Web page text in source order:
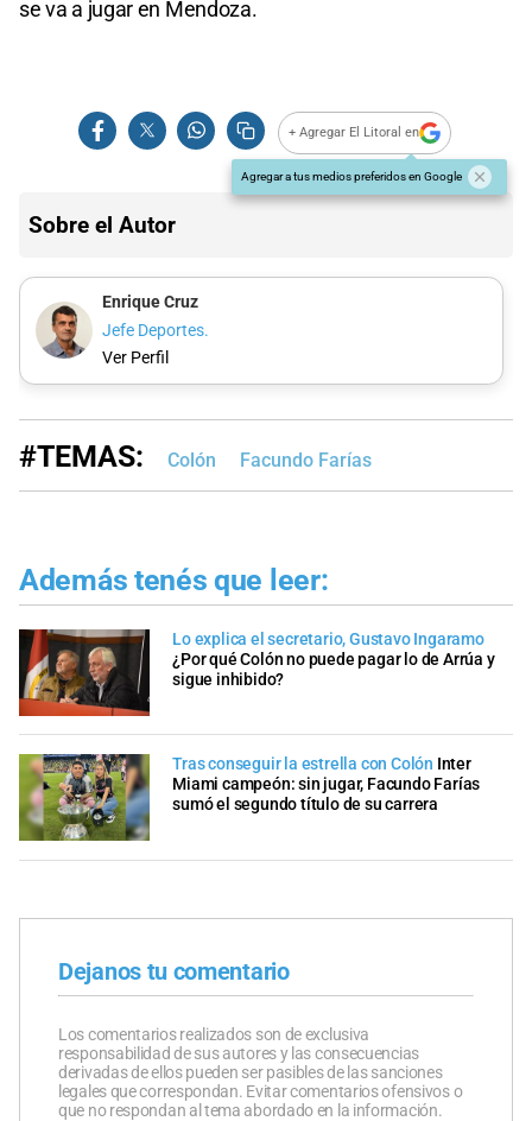
se va a jugar en Mendoza.
+ Agregar El Litoral en
Agregar a tus medios preferidos en Google
Sobre el Autor
Enrique Cruz
Jefe Deportes.
Ver Perfil
#TEMAS: Colón Facundo Farías
Además tenés que leer:
Lo explica el secretario, Gustavo Ingaramo
¿Por qué Colón no puede pagar lo de Arrúa y
sigue inhibido?
Tras conseguir la estrella con Colón Inter
Miami campeón: sin jugar, Facundo Farías
sumó el segundo título de su carrera
Dejanos tu comentario
Los comentarios realizados son de exclusiva
responsabilidad de sus autores y las consecuencias
derivadas de ellos pueden ser pasibles de las sanciones
legales que correspondan. Evitar comentarios ofensivos o
que no respondan al tema abordado en la información.